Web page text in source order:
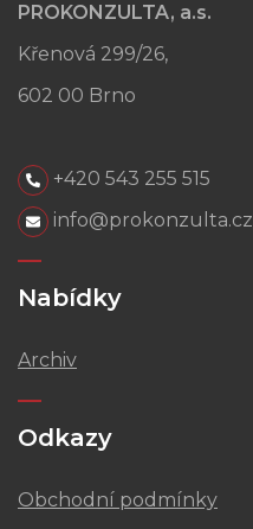
PROKONZULTA, a.s.
Křenová 299/26,
602 00 Brno
+420 543 255 515
info@prokonzulta.cz
Nabídky
Archiv
Odkazy
Obchodní podmínky